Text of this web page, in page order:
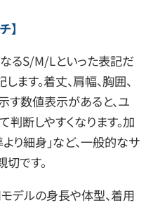
】
なるS/M/Lといった表記だ
ます。着丈、肩幅、胸囲、
す数値表示があると、ユ
断しやすくなります。加
より細身」など、一般的なサ
です。
モデルの身長や体型、着用